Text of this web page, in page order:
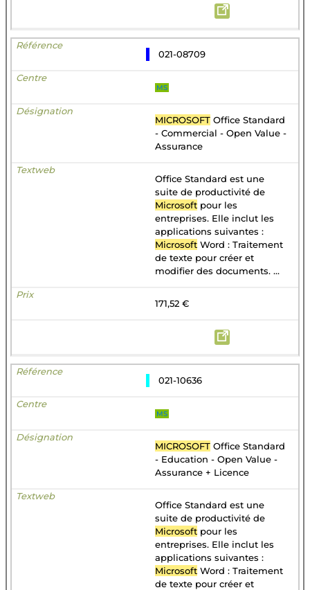
021-08709
MS
MICROSOFT Office Standard
- Commercial - Open Value -
Assurance
Office Standard est une
suite de productivité de
Microsoft pour les
entreprises. Elle inclut les
applications suivantes :
Microsoft Word : Traitement
de texte pour créer et
modifier des documents. ...
171,52 €
021-10636
MS
MICROSOFT Office Standard
- Education - Open Value -
Assurance + Licence
Office Standard est une
suite de productivité de
Microsoft pour les
entreprises. Elle inclut les
applications suivantes :
Microsoft Word : Traitement
de texte pour créer et